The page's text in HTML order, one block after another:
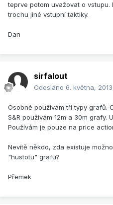
teprve potom uvažovat o vstupu.
trochu jiné vstupní taktiky.
Dan
sirfalout
Odesláno 6. května, 2013
Osobně používám tři typy grafů.
S&R používám 12m a 30m grafy.
Používám je pouze na price
Nevítě někdo, zda existuje
"hustotu" grafu?
Přemek